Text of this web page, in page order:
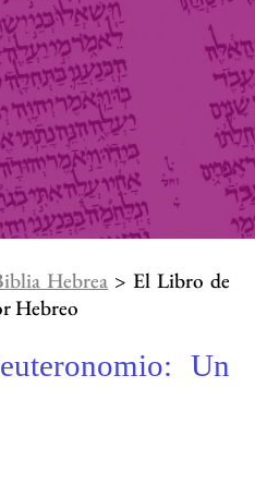
Hebrea > El Libro de
Hebreo
Un